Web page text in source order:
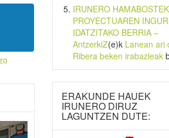
IRUNERO
PROYECTUAREN
IDATZITAKO BERRIA –
AntzerkiZ(e)k Lanean ari
Ribera beken irabazleak
ERAKUNDE HAUEK
IRUNERO DIRUZ
LAGUNTZEN DUTE: